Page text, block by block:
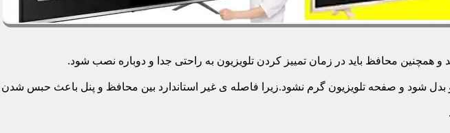
محافظ باید در زمان تمییز کردن تلویزیون به راحتی جدا و دوباره نصب شود.
بدل شود و صفحه تلویزیون گرم نشود.زیرا فاصله ی غیر استاندارد بین محافظ و پنل باعث حبس شدن